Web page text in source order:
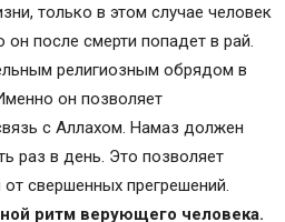
на удачу
только в этом случае человек
после смерти попадет в рай.
религиозным обрядом в
он позволяет
с Аллахом. Намаз должен
раз в день. Это позволяет
от свершенных прегрешений.
ритм верующего человека.